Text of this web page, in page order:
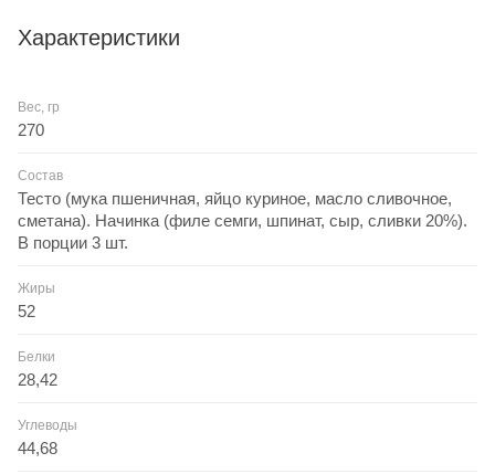
упаковке 3 штуки.
Характеристики
Вес, гр
270
Состав
Тесто (мука пшеничная, яйцо куриное, масло сливочное,
сметана). Начинка (филе семги, шпинат, сыр, сливки 20%).
В порции 3 шт.
Жиры
52
Белки
28,42
Углеводы
44,68